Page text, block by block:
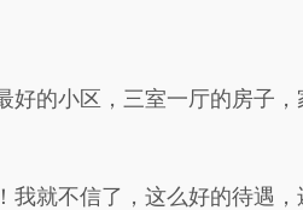
好的小区，三室一厅的房子
我就不信了，这么好的待遇